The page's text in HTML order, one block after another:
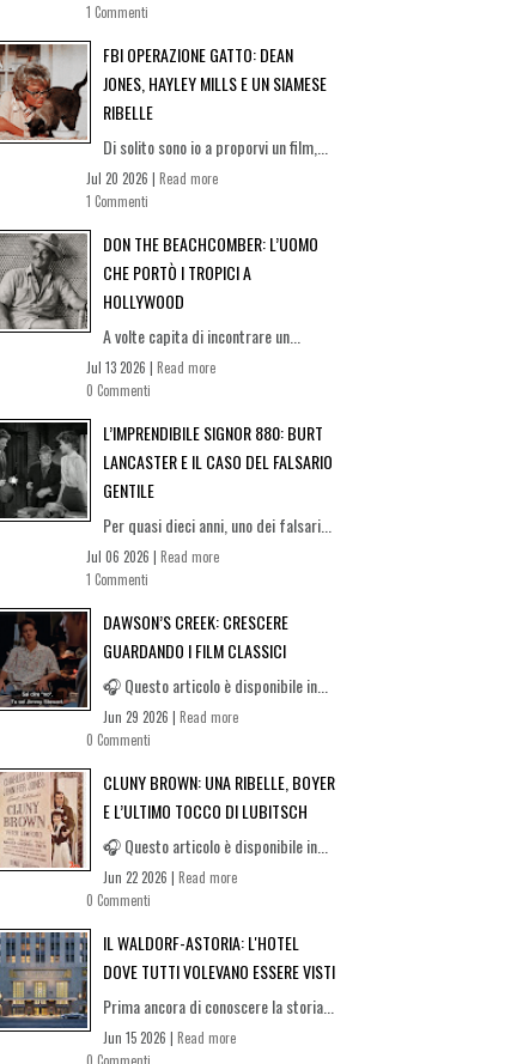
1 Commenti
FBI OPERAZIONE GATTO: DEAN
JONES, HAYLEY MILLS E UN SIAMESE
RIBELLE
Di solito sono io a proporvi un film,...
Jul 20 2026 | Read more
1 Commenti
DON THE BEACHCOMBER: L’UOMO
CHE PORTÒ I TROPICI A
HOLLYWOOD
A volte capita di incontrare un...
Jul 13 2026 | Read more
0 Commenti
L’IMPRENDIBILE SIGNOR 880: BURT
LANCASTER E IL CASO DEL FALSARIO
GENTILE
Per quasi dieci anni, uno dei falsari...
Jul 06 2026 | Read more
1 Commenti
DAWSON’S CREEK: CRESCERE
GUARDANDO I FILM CLASSICI
🎧 Questo articolo è disponibile in...
Jun 29 2026 | Read more
0 Commenti
CLUNY BROWN: UNA RIBELLE, BOYER
E L’ULTIMO TOCCO DI LUBITSCH
🎧 Questo articolo è disponibile in...
Jun 22 2026 | Read more
0 Commenti
IL WALDORF-ASTORIA: L'HOTEL
DOVE TUTTI VOLEVANO ESSERE VISTI
Prima ancora di conoscere la storia...
Jun 15 2026 | Read more